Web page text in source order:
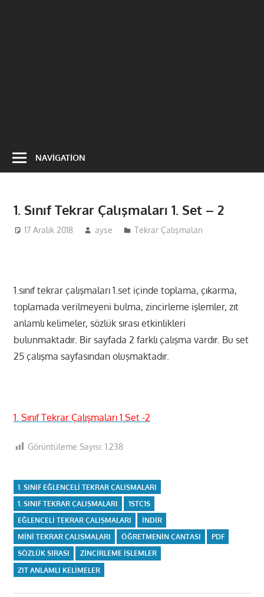
NAVIGATION
1. Sınıf Tekrar Çalışmaları 1. Set – 2
17 Aralık 2018 ayse Tekrar Çalışmaları
1.sınıf tekrar çalışmaları 1.set içinde toplama, çıkarma,
toplamada verilmeyeni bulma, zincirleme işlemler, zıt
anlamlı kelimeler, sözlük sırası etkinlikleri
bulunmaktadır. Bir sayfada 2 farklı çalışma vardır. Bu set
25 çalışma sayfasından oluşmaktadır.
1. Sınıf Tekrar Çalışmaları 1.Set -2
Görüntüleme Sayısı: 1.238
1. SINIF EĞLENCELI TEKRAR ÇALIŞMALARI
1. SINIF TEKRAR ÇALIŞMALARI
1STC1S
EĞLENCELI TEKRAR ÇALIŞMALARI
INDIR
MINI TEKRAR ÇALIŞMALARI
ÖĞRETMENIN ÇANTASI
PDF
SÖZLÜK SIRASI
ZINCIRLEME IŞLEMLER
ZIT ANLAMLI KELIMELER